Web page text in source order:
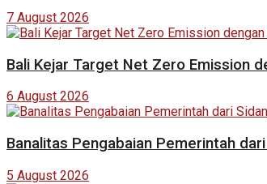
7 August 2026
Bali Kejar Target Net Zero Emission
6 August 2026
Banalitas Pengabaian Pemerintah
5 August 2026